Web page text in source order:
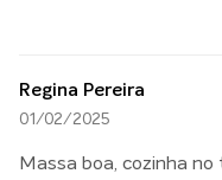
Regina Pereira
01/02/2025
Massa boa, cozinha